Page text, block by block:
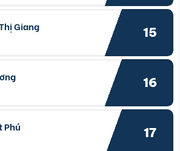
Giang
15
16
Phú
17